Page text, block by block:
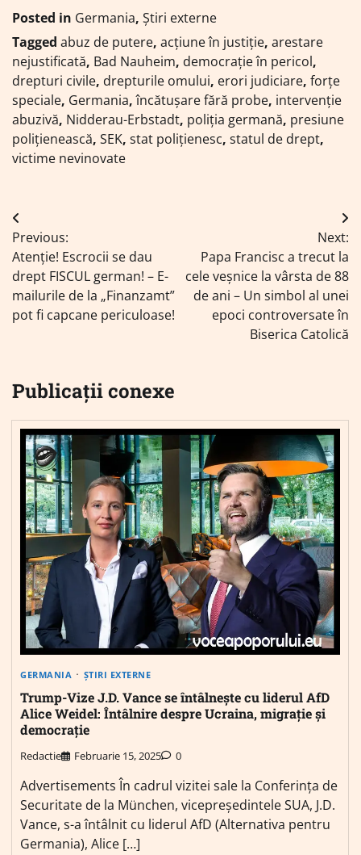
Posted in Germania, Știri externe
Tagged abuz de putere, acțiune în justiție, arestare
nejustificată, Bad Nauheim, democrație în pericol,
drepturi civile, drepturile omului, erori judiciare, forțe
speciale, Germania,încătușare fără probe, intervenție
abuzivă, Nidderau-Erbstadt, poliția germană, presiune
polițienească, SEK, stat polițienesc, statul de drept,
victime nevinovate
Navigare
în
articole
Previous:
Atenție! Escrocii se dau
drept FISCUL german! – E-
mailurile de la „Finanzamt”
pot fi capcane periculoase!
Next:
Papa Francisc a trecut la
cele veșnice la vârsta de 88
de ani – Un simbol al unei
epoci controversate în
Biserica Catolică
Publicații conexe
GERMANIA ȘTIRI EXTERNE
Trump-Vize J.D. Vance se întâlnește cu liderul AfD
Alice Weidel: Întâlnire despre Ucraina, migrație și
democrație
Redactie Februarie 15, 2025 0
Advertisements În cadrul vizitei sale la Conferința de
Securitate de la München, vicepreședintele SUA, J.D.
Vance, s-a întâlnit cu liderul AfD (Alternativa pentru
Germania), Alice […]